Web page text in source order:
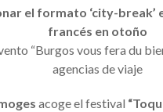
el formato ‘city-
francés en otoño
“Burgos vous fera du
agencias de viaje
acoge el festival